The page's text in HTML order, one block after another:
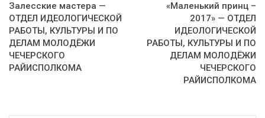
Залесские мастера —
ОТДЕЛ ИДЕОЛОГИЧЕСКОЙ
РАБОТЫ, КУЛЬТУРЫ И ПО
ДЕЛАМ МОЛОДЁЖИ
ЧЕЧЕРСКОГО
РАЙИСПОЛКОМА
«Маленький принц –
2017» — ОТДЕЛ
ИДЕОЛОГИЧЕСКОЙ
РАБОТЫ, КУЛЬТУРЫ И ПО
ДЕЛАМ МОЛОДЁЖИ
ЧЕЧЕРСКОГО
РАЙИСПОЛКОМА